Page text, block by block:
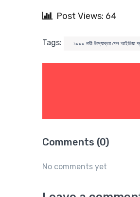
Post Views: 64
Tags: ১০০০ নারী উদ্যোক্তা পেল আইডিয়া
Comments (0)
No comments yet